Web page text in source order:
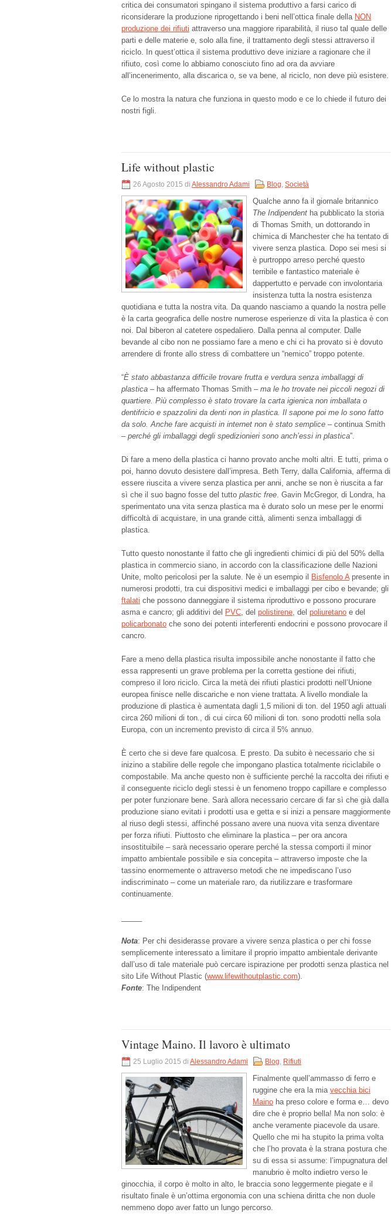
critica dei consumatori spingano il sistema produttivo a farsi carico di
riconsiderare la produzione riprogettando i beni nell’ottica finale della NON
produzione dei rifiuti attraverso una maggiore riparabilità, il riuso tal quale delle
parti e delle materie e, solo alla fine, il trattamento degli stessi attraverso il
riciclo. In quest’ottica il sistema produttivo deve iniziare a ragionare che il
rifiuto, così come lo abbiamo conosciuto fino ad ora da avviare
all’incenerimento, alla discarica o, se va bene, al riciclo, non deve più esistere.
Ce lo mostra la natura che funziona in questo modo e ce lo chiede il futuro dei
nostri figli.
Life without plastic
26 Agosto 2015 di Alessandro Adami Blog, Società
Qualche anno fa il giornale britannico
The Indipendent ha pubblicato la storia
di Thomas Smith, un dottorando in
chimica di Manchester che ha tentato di
vivere senza plastica. Dopo sei mesi si
è purtroppo arreso perché questo
terribile e fantastico materiale è
dappertutto e pervade con involontaria
insistenza tutta la nostra esistenza
quotidiana e tutta la nostra vita. Da quando nasciamo a quando la nostra pelle
è la carta geografica delle nostre numerose esperienze di vita la plastica è con
noi. Dal biberon al catetere ospedaliero. Dalla penna al computer. Dalle
bevande al cibo non ne possiamo fare a meno e chi ci ha provato si è dovuto
arrendere di fronte allo stress di combattere un “nemico” troppo potente.
“È stato abbastanza difficile trovare frutta e verdura senza imballaggi di
plastica – ha affermato Thomas Smith – ma le ho trovate nei piccoli negozi di
quartiere. Più complesso è stato trovare la carta igienica non imballata o
dentifricio e spazzolini da denti non in plastica. Il sapone poi me lo sono fatto
da solo. Anche fare acquisti in internet non è stato semplice – continua Smith
– perché gli imballaggi degli spedizionieri sono anch’essi in plastica”.
Di fare a meno della plastica ci hanno provato anche molti altri. E tutti, prima o
poi, hanno dovuto desistere dall’impresa. Beth Terry, dalla California, afferma di
essere riuscita a vivere senza plastica per anni, anche se non è riuscita a far
sì che il suo bagno fosse del tutto plastic free. Gavin McGregor, di Londra, ha
sperimentato una vita senza plastica ma è durato solo un mese per le enormi
difficoltà di acquistare, in una grande città, alimenti senza imballaggi di
plastica.
Tutto questo nonostante il fatto che gli ingredienti chimici di più del 50% della
plastica in commercio siano, in accordo con la classificazione delle Nazioni
Unite, molto pericolosi per la salute. Ne è un esempio il
Bisfenolo Apresente in
numerosi prodotti, tra cui dispositivi medici e imballaggi per cibo e bevande; gli
ftalati che possono danneggiare il sistema riproduttivo e possono procurare
asma e cancro; gli additivi del PVC, del polistirene, del poliuretano e del
policarbonato che sono dei potenti interferenti endocrini e possono provocare il
cancro.
Fare a meno della plastica risulta impossibile anche nonostante il fatto che
essa rappresenti un grave problema per la corretta gestione dei rifiuti,
compreso il loro riciclo. Circa la metà dei rifiuti plastici prodotti nell’Unione
europea finisce nelle discariche e non viene trattata. A livello mondiale la
produzione di plastica è aumentata dagli 1,5 milioni di ton. del 1950 agli attuali
circa 260 milioni di ton., di cui circa 60 milioni di ton. sono prodotti nella sola
Europa, con un incremento previsto di circa il 5% annuo.
È certo che si deve fare qualcosa. E presto. Da subito è necessario che si
inizino a stabilire delle regole che impongano plastica totalmente riciclabile o
compostabile. Ma anche questo non è sufficiente perché la raccolta dei rifiuti e
il conseguente riciclo degli stessi è un fenomeno troppo capillare e complesso
per poter funzionare bene. Sarà allora necessario cercare di far sì che già dalla
produzione siano evitati i prodotti usa e getta e si inizi a pensare maggiormente
al riuso degli stessi, affinché possano avere una nuova vita senza diventare
per forza rifiuti. Piuttosto che eliminare la plastica – per ora ancora
insostituibile – sarà necessario operare perché la stessa comporti il minor
impatto ambientale possibile e sia concepita – attraverso imposte che la
tassino enormemente o attraverso metodi che ne impediscano l’uso
indiscriminato – come un materiale raro, da riutilizzare e trasformare
continuamente.
Nota: Per chi desiderasse provare a vivere senza plastica o per chi fosse
semplicemente interessato a limitare il proprio impatto ambientale derivante
dall’uso di tale materiale può cercare ispirazione per prodotti senza plastica nel
sito Life Without Plastic (www.lifewithoutplastic.com).
Fonte: The Indipendent
Vintage Maino. Il lavoro è ultimato
25 Luglio 2015 di Alessandro Adami Blog, Rifiuti
Finalmente quell’ammasso di ferro e
ruggine che era la mia vecchia bici
Maino ha preso colore e forma e… devo
dire che è proprio bella! Ma non solo: è
anche veramente piacevole da usare.
Quello che mi ha stupito la prima volta
che l’ho provata è la strana postura che
su di essa si assume: l’impugnatura del
manubrio è molto indietro verso le
ginocchia, il corpo è molto in alto, le braccia sono leggermente piegate e il
risultato finale è un’ottima ergonomia con una schiena diritta che non duole
nemmeno dopo aver fatto un lungo percorso.